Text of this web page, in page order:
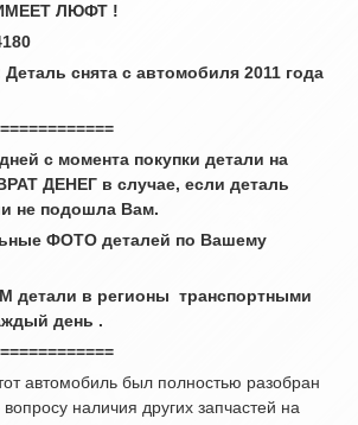
ЛЮФТ !
снята с автомобиля 2011 года
с момента покупки детали на
ДЕНЕГ в случае, если деталь
не подошла Вам.
ФОТО деталей по Вашему
детали в регионы транспортными
день .
автомобиль был полностью разобран
наличия других запчастей на